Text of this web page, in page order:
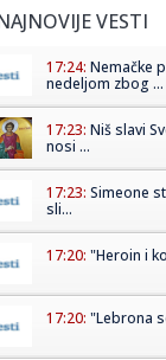
VESTI
17:24: Nemačke
nedeljom zbog ...
17:23: Niš slavi
nosi ...
17:23: Simeone
sli...
17:20: "Heroin i
17:20: "Lebrona